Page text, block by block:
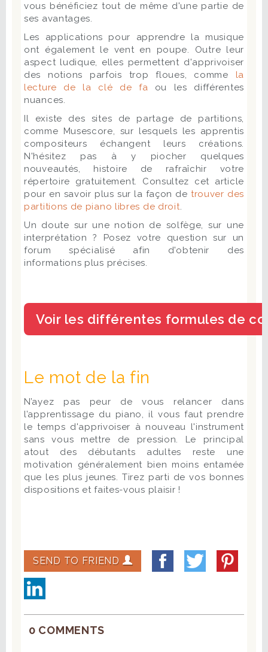
vous bénéficiez tout de même d'une partie de
ses avantages.
Les applications pour apprendre la musique
ont également le vent en poupe. Outre leur
aspect ludique, elles permettent d'apprivoiser
des notions parfois trop floues, comme la
lecture de la clé de fa ou les différentes
nuances.
Il existe des sites de partage de partitions,
comme Musescore, sur lesquels les apprentis
compositeurs échangent leurs créations.
N'hésitez pas à y piocher quelques
nouveautés, histoire de rafraîchir votre
répertoire gratuitement. Consultez cet article
pour en savoir plus sur la façon de trouver des
partitions de piano libres de droit.
Un doute sur une notion de solfège, sur une
interprétation ? Posez votre question sur un
forum spécialisé afin d'obtenir des
informations plus précises.
Le mot de la fin
N’ayez pas peur de vous relancer dans
l’apprentissage du piano, il vous faut prendre
le temps d'apprivoiser à nouveau l'instrument
sans vous mettre de pression. Le principal
atout des débutants adultes reste une
motivation généralement bien moins entamée
que les plus jeunes. Tirez parti de vos bonnes
dispositions et faites-vous plaisir !
SEND TO FRIEND
0 COMMENTS